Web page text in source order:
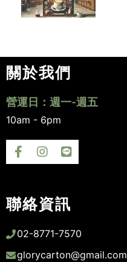
關於我們
營運日：週一-週五
10am - 6pm
聯絡資訊
02-8771-7570
glorycarton@gmail.com